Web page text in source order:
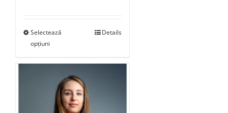
Selectează
opțiuni
Details